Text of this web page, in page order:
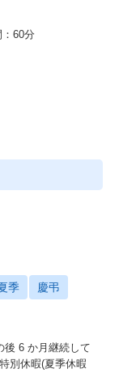
60分
季 慶弔
後 6 か月継続して
別休暇(夏季休暇